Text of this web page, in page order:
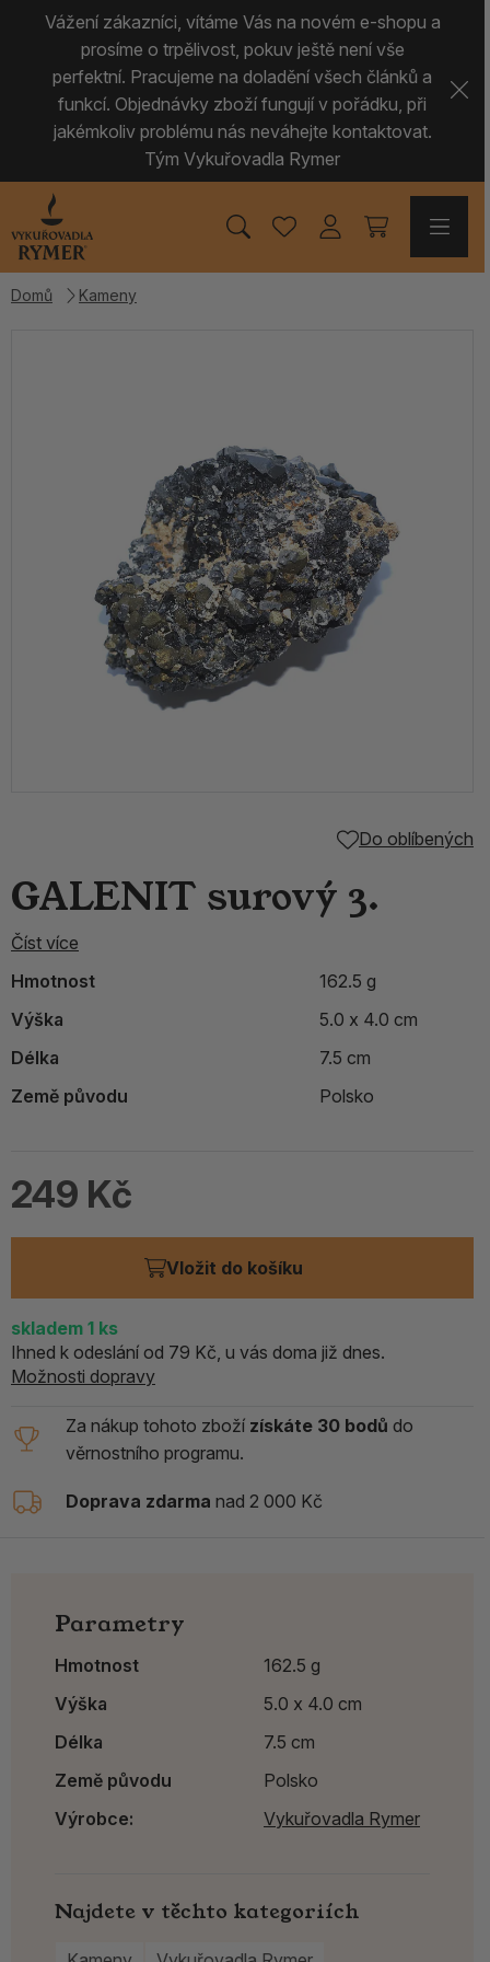
Vážení zákazníci, vítáme Vás na novém e-shopu a
prosíme o trpělivost, pokuv ještě není vše
perfektní. Pracujeme na doladění všech článků a
funkcí. Objednávky zboží fungují v pořádku, při
jakémkoliv problému nás neváhejte kontaktovat.
Tým Vykuřovadla Rymer
Domů Kameny
Do oblíbených
GALENIT surový 3.
Číst více
Hmotnost
162.5 g
Výška
5.0 x 4.0 cm
Délka
7.5 cm
Země původu
Polsko
249 Kč
Vložit do košíku
skladem 1 ks
Ihned k odeslání od 79 Kč, u vás doma již dnes.
Možnosti dopravy
Za nákup tohoto zboží získáte 30 bodů do
věrnostního programu.
Doprava zdarma nad 2 000 Kč
Parametry
Hmotnost
162.5 g
Výška
5.0 x 4.0 cm
Délka
7.5 cm
Země původu
Polsko
Výrobce:
Vykuřovadla Rymer
Najdete v těchto kategoriích